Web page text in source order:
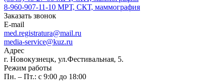
8-960-907-11-10 МРТ, СКТ, маммография
Заказать звонок
E-mail
med.registratura@mail.ru
media-service@kuz.ru
Адрес
г. Новокузнецк, ул.Фестивальная, 5.
Режим работы
Пн. – Пт.: с 9:00 до 18:00